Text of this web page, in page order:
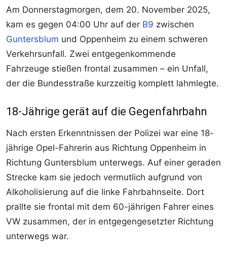
Am Donnerstagmorgen, dem 20. November 2025,
kam es gegen 04:00 Uhr auf der B9 zwischen
Guntersblum und Oppenheim zu einem schweren
Verkehrsunfall. Zwei entgegenkommende
Fahrzeuge stießen frontal zusammen – ein Unfall,
der die Bundesstraße kurzzeitig komplett lahmlegte.
18-Jährige gerät auf die Gegenfahrbahn
Nach ersten Erkenntnissen der Polizei war eine 18-
jährige Opel-Fahrerin aus Richtung Oppenheim in
Richtung Guntersblum unterwegs. Auf einer geraden
Strecke kam sie jedoch vermutlich aufgrund von
Alkoholisierung auf die linke Fahrbahnseite. Dort
prallte sie frontal mit dem 60-jährigen Fahrer eines
VW zusammen, der in entgegengesetzter Richtung
unterwegs war.